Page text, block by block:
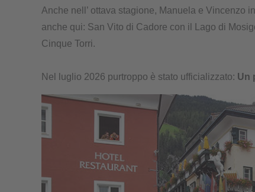
Anche nell’ ottava stagione, Manuela e Vincenzo
anche qui: San Vito di Cadore con il Lago di
Cinque Torri.
Nel luglio 2026 purtroppo è stato ufficializzato: Un